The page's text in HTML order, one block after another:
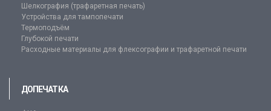
Шелкография (трафаретная печать)
Устройства для тампопечати
Термоподъём
Глубокой печати
Расходные материалы для флексографии и трафаретной печати
ДОПЕЧАТКА